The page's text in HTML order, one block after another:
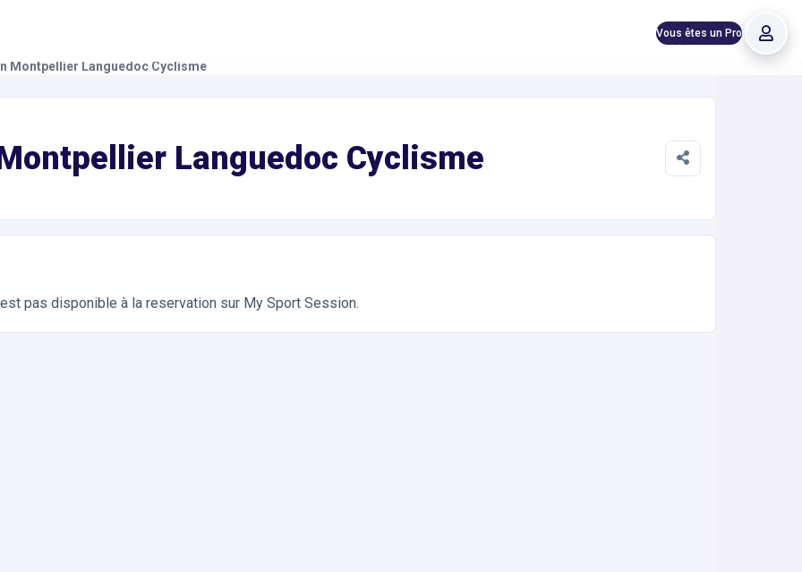
Vous êtes un Pro
Montpellier Languedoc Cyclisme
Languedoc Cyclisme
pas disponible à la reservation sur My Sport Session.